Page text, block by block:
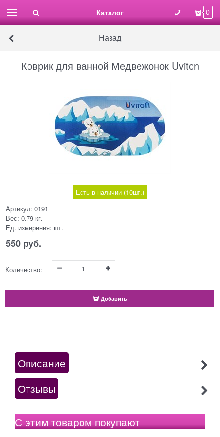
Каталог 0
Назад
Коврик для ванной Медвежонок Uviton
Есть в наличии (10шт.)
Артикул: 0191
Вес: 0.79 кг.
Ед. измерения: шт.
550 руб.
Количество:
Добавить
Описание
Отзывы
С этим товаром покупают